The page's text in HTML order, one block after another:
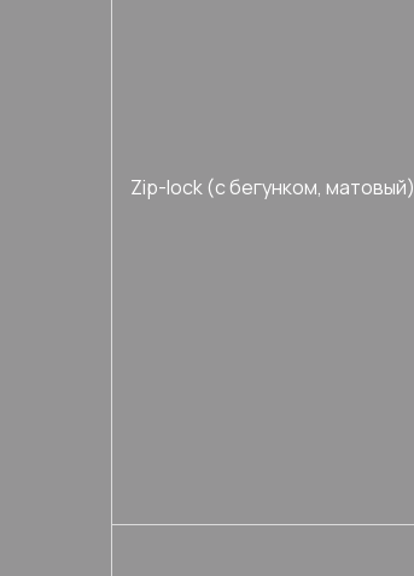
Zip-lock (с бегунком, матовый)